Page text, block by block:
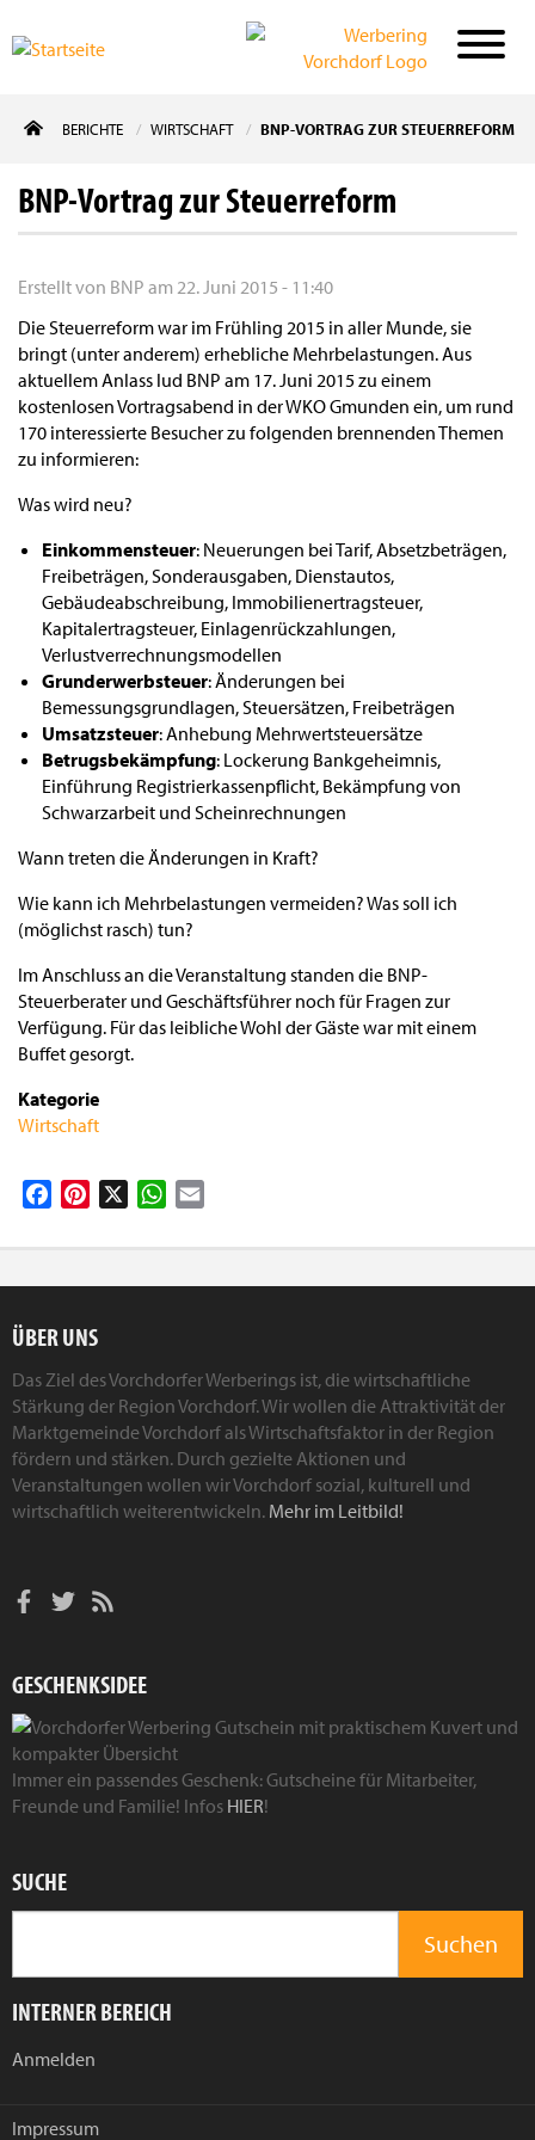
zum
BERICHTE WIRTSCHAFT BNP-VORTRAG ZUR STEUERREFORM
BNP-Vortrag zur Steuerreform
Erstellt von BNP am 22. Juni 2015 - 11:40
Die Steuerreform war im Frühling 2015 in aller Munde, sie
bringt (unter anderem) erhebliche Mehrbelastungen. Aus
aktuellem Anlass lud BNP am 17. Juni 2015 zu einem
kostenlosen Vortragsabend in der WKO Gmunden ein, um rund
170 interessierte Besucher zu folgenden brennenden Themen
zu informieren:
Was wird neu?
Einkommensteuer: Neuerungen bei Tarif, Absetzbeträgen,
Freibeträgen, Sonderausgaben, Dienstautos,
Gebäudeabschreibung, Immobilienertragsteuer,
Kapitalertragsteuer, Einlagenrückzahlungen,
Verlustverrechnungsmodellen
Grunderwerbsteuer: Änderungen bei
Bemessungsgrundlagen, Steuersätzen, Freibeträgen
Umsatzsteuer: Anhebung Mehrwertsteuersätze
Betrugsbekämpfung: Lockerung Bankgeheimnis,
Einführung Registrierkassenpflicht, Bekämpfung von
Schwarzarbeit und Scheinrechnungen
Wann treten die Änderungen in Kraft?
Wie kann ich Mehrbelastungen vermeiden? Was soll ich
(möglichst rasch) tun?
Im Anschluss an die Veranstaltung standen die BNP-
Steuerberater und Geschäftsführer noch für Fragen zur
Verfügung. Für das leibliche Wohl der Gäste war mit einem
Buffet gesorgt.
Kategorie
Wirtschaft
FacebookPinterest WhatsApp
ÜBER UNS
Das Ziel des Vorchdorfer Werberings ist, die wirtschaftliche
Stärkung der Region Vorchdorf. Wir wollen die Attraktivität der
Marktgemeinde Vorchdorf als Wirtschaftsfaktor in der Region
fördern und stärken. Durch gezielte Aktionen und
Veranstaltungen wollen wir Vorchdorf sozial, kulturell und
wirtschaftlich weiterentwickeln. Mehr im Leitbild!
GESCHENKSIDEE
Immer ein passendes Geschenk: Gutscheine für Mitarbeiter,
Freunde und Familie! Infos HIER!
SUCHE
INTERNER BEREICH
Anmelden
Impressum